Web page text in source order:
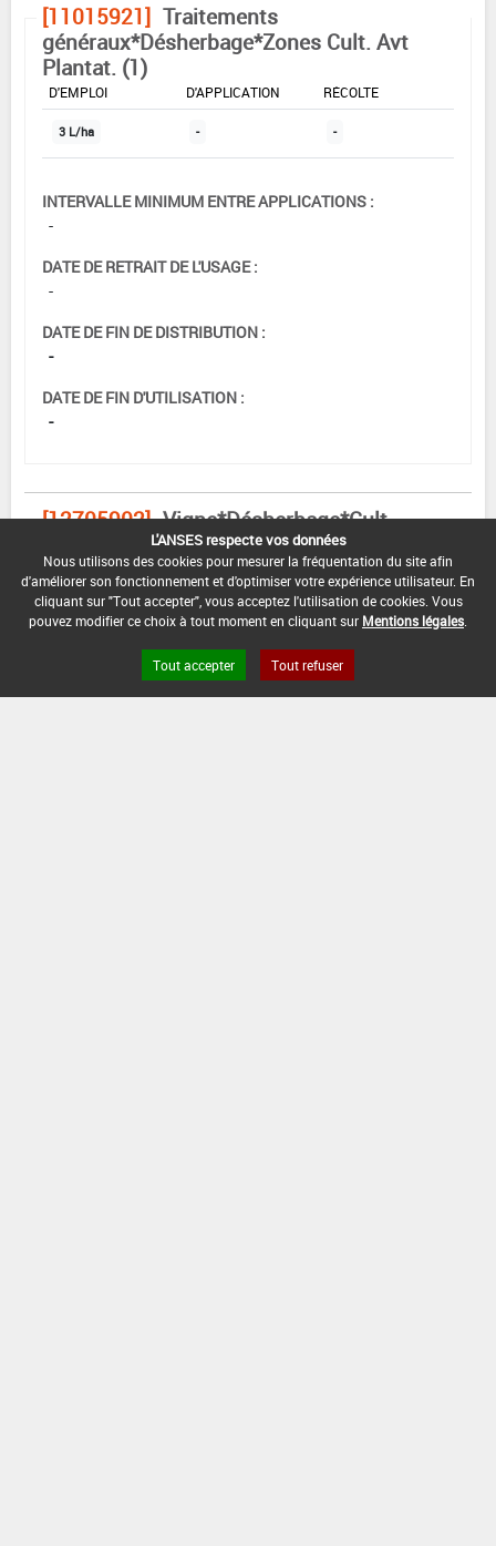
[11015921] Traitements
généraux*Désherbage*Zones Cult. Avt
Plantat. (1)
DOSE MAX
D'EMPLOI
D'APPLICATION
RÉCOLTE
3 L/ha - -
INTERVALLE MINIMUM ENTRE APPLICATIONS :
-
DATE DE RETRAIT DE L'USAGE :
-
DATE DE FIN DE DISTRIBUTION :
-
DATE DE FIN D'UTILISATION :
-
[12705902] Vigne*Désherbage*Cult.
DOSE MAX
D'EMPLOI
NOMBRE MAX
D'APPLICATION
DÉLAIS AVANT
RÉCOLTE
INTERVALLE MINIMUM ENTRE APPLICATIONS :
L'ANSES respecte vos données
Nous utilisons des cookies pour mesurer la fréquentation du site afin
d'améliorer son fonctionnement et d'optimiser votre expérience utilisateur. En
cliquant sur "Tout accepter", vous acceptez l'utilisation de cookies. Vous
pouvez modifier ce choix à tout moment en cliquant sur Mentions légales
Tout accepter Tout refuser